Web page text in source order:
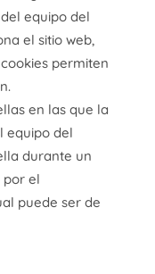
equipo del
el sitio web,
permiten
en las que la
equipo del
durante un
por el
puede ser de